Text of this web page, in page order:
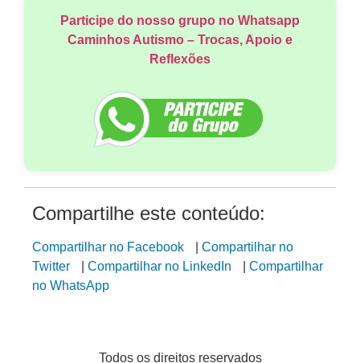
Participe do nosso grupo no Whatsapp
Caminhos Autismo – Trocas, Apoio e
Reflexões
Compartilhe este conteúdo:
Compartilhar no Facebook | Compartilhar no
Twitter
| Compartilhar no LinkedIn | Compartilhar
no WhatsApp
Todos os direitos reservados